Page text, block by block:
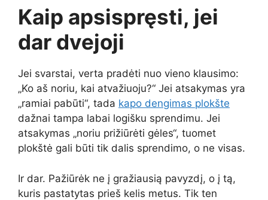
Kaip apsispręsti, jei
dar dvejoji
Jei svarstai, verta pradėti nuo vieno klausimo:
„Ko aš noriu, kai atvažiuoju?“ Jei atsakymas yra
„ramiai pabūti“, tada kapo dengimas plokšte
dažnai tampa labai logišku sprendimu. Jei
atsakymas „noriu prižiūrėti gėles“, tuomet
plokštė gali būti tik dalis sprendimo, o ne visas.
Ir dar. Pažiūrėk ne į gražiausią pavyzdį, o į tą,
kuris pastatytas prieš kelis metus. Tik ten